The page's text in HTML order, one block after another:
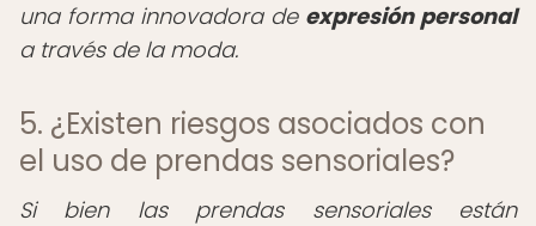
una forma innovadora de expresión personal
a través de la moda.
5. ¿Existen riesgos asociados con
el uso de prendas sensoriales?
Si bien las prendas sensoriales están